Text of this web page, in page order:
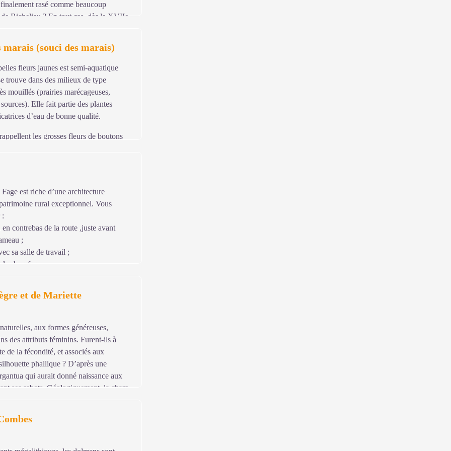
rasé comme beaucoup
de Richelieu ? En tout cas, dès le XVIIe
marais (souci des marais)
fleurs jaunes est semi-aquatique
trouve dans des milieux de type
mouillés (prairies marécageuses,
Elle fait partie des plantes
d’eau de bonne qualité.
les grosses fleurs de boutons
on ne peut pas dire s'il s'agit d'un
aussi de la tulipe.
reproducteurs de la plante, d’attirer
des ovaires.
une substance appelée proto-
Ainsi n’étant pas mangée, on la voit
est riche d’une architecture
rural exceptionnel. Vous
:
contrebas de la route ,juste avant
;
sa salle de travail ;
les bœufs ;
on posait le cercueil lors des
n’a jamais été construite. Il rythmait
poudreuse), les villageois
chemin du village.
et de Mariette
aux formes généreuses,
des attributs féminins. Furent-ils à
de la fécondité, et associés aux
phallique ? D’après une
qui aurait donné naissance aux
ses sabots. Géologiquement, la cham
est rattachée par le col de
du mont Lozère offrant des
le « dos d’un âne » et les puechs,